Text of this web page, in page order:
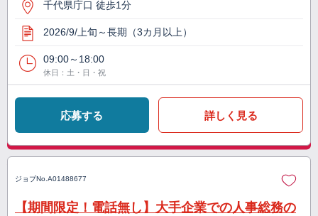
千代県庁口 徒歩1分
2026/9/上旬～長期（3カ月以上）
09:00～18:00
休日：土・日・祝
応募する 詳しく見る
ジョブNo. A01488677
【期間限定！電話無し】大手企業での人事総務の